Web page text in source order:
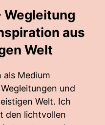
Wegleitung
aus
Welt
als Medium
und
Welt. Ich
den lichtvollen